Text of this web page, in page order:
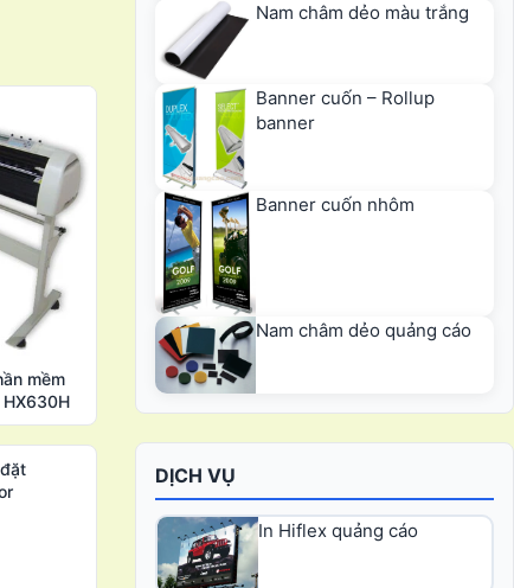
mềm
Nam châm dẻo màu trắng
Banner cuốn – Rollup
banner
Banner cuốn nhôm
Nam châm dẻo quảng cáo
DỊCH VỤ
In Hiflex quảng cáo